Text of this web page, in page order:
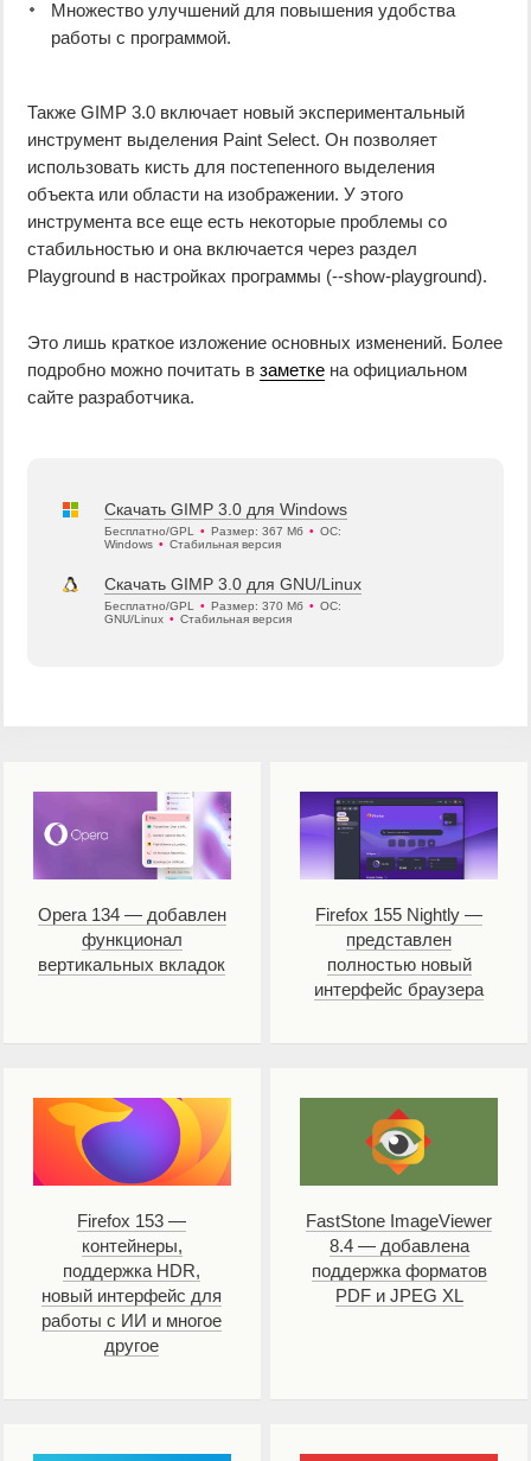
Множество улучшений для повышения удобства
работы с программой.
Также GIMP 3.0 включает новый экспериментальный
инструмент выделения Paint Select. Он позволяет
использовать кисть для постепенного выделения
объекта или области на изображении. У этого
инструмента все еще есть некоторые проблемы со
стабильностью и она включается через раздел
Playground в настройках программы (--show-playground).
Это лишь краткое изложение основных изменений. Более
подробно можно почитать в заметке на официальном
сайте разработчика.
Скачать GIMP 3.0 для Windows
Бесплатно/GPL • Размер: 367 Мб • ОС:
Windows • Стабильная версия
Скачать GIMP 3.0 для GNU/Linux
Бесплатно/GPL • Размер: 370 Мб • ОС:
GNU/Linux • Стабильная версия
Opera 134 — добавлен
функционал
вертикальных вкладок
Firefox 155 Nightly —
представлен
полностью новый
интерфейс браузера
Firefox 153 —
контейнеры,
поддержка HDR,
новый интерфейс для
работы с ИИ и многое
другое
FastStone ImageViewer
8.4 — добавлена
поддержка форматов
PDF и JPEG XL